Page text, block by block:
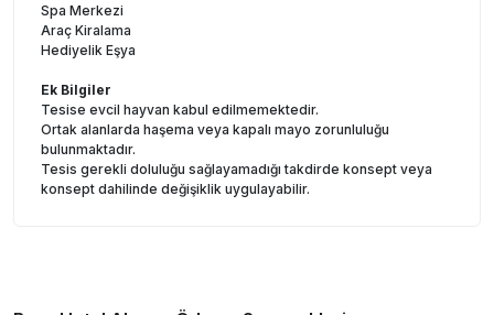
Spa Merkezi
Araç Kiralama
Hediyelik Eşya
Ek Bilgiler
Tesise evcil hayvan kabul edilmemektedir.
Ortak alanlarda haşema veya kapalı mayo zorunluluğu
bulunmaktadır.
Tesis gerekli doluluğu sağlayamadığı takdirde konsept veya
konsept dahilinde değişiklik uygulayabilir.